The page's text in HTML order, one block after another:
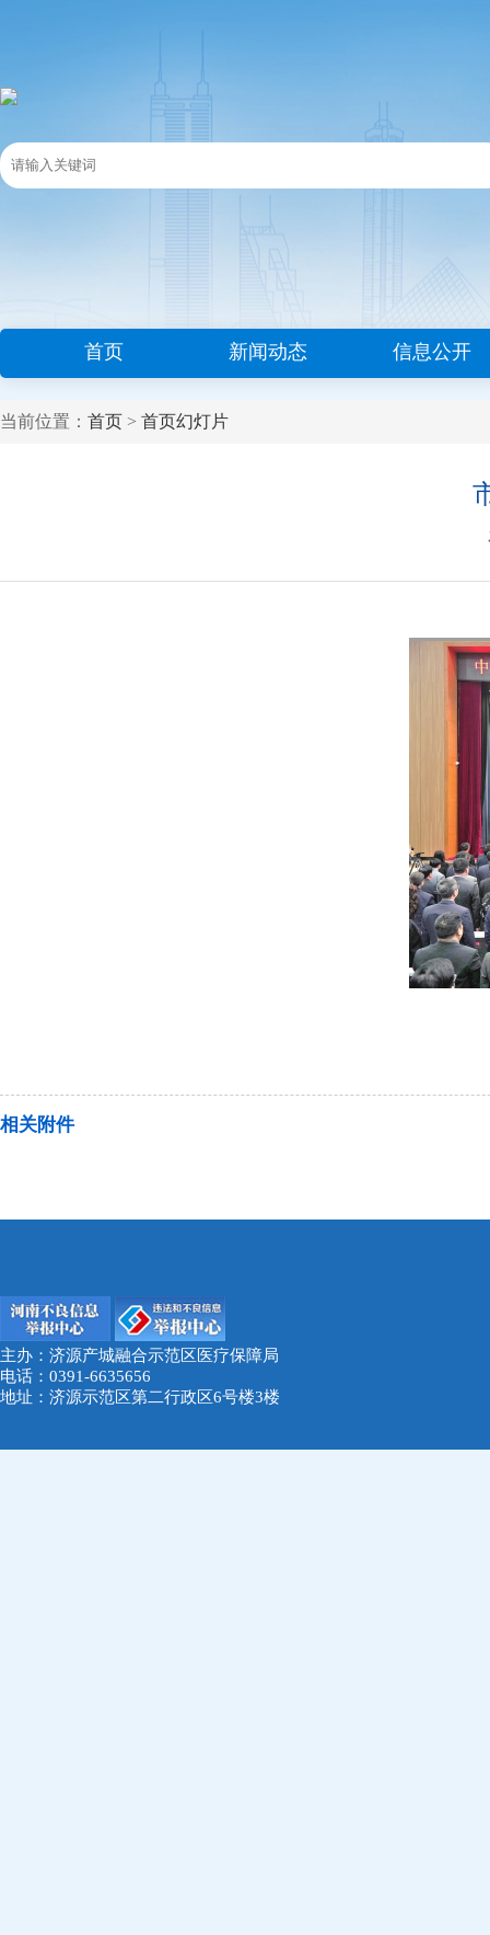
首页 新闻动态 信息公开
当前位置： 首页 > 首页幻灯片
相关附件
主办：济源产城融合示范区医疗保障局
电话：0391-6635656
地址：济源示范区第二行政区6号楼3楼